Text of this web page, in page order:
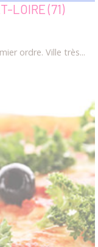
LOIRE (71)
ordre. Ville très...